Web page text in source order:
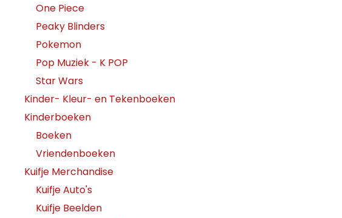
One Piece
Peaky Blinders
Pokemon
Pop Muziek - K POP
Star Wars
Kinder- Kleur- en Tekenboeken
Kinderboeken
Boeken
Vriendenboeken
Kuifje Merchandise
Kuifje Auto's
Kuifje Beelden